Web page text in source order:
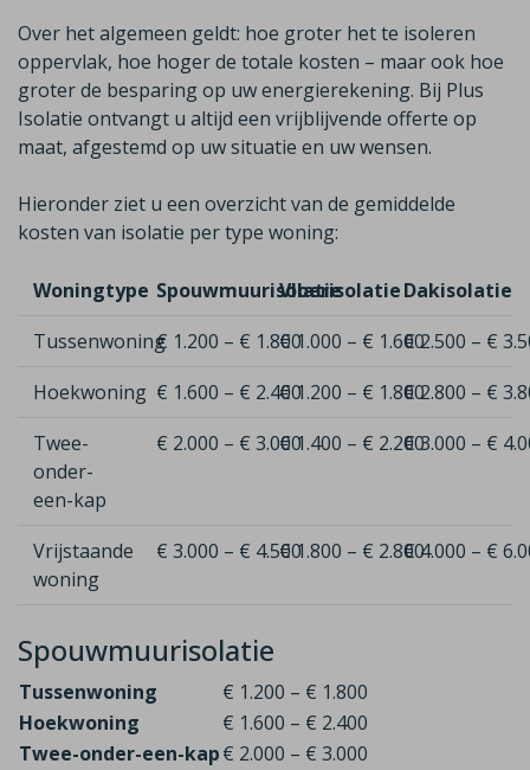
Over het algemeen geldt: hoe groter het te isoleren
oppervlak, hoe hoger de totale kosten – maar ook hoe
groter de besparing op uw energierekening. Bij Plus
Isolatie ontvangt u altijd een vrijblijvende offerte op
maat, afgestemd op uw situatie en uw wensen.
Hieronder ziet u een overzicht van de gemiddelde
kosten van isolatie per type woning:
Woningtype SpouwmuurisolatieVloerisolatieDakisolatie
Tussenwoning€ 1.200 – € 1.800€ 1.000 – € 1.600€ 2.500 – €
Hoekwoning € 1.600 – € 2.400€ 1.200 – € 1.800€ 2.800 – €
Twee-
onder-
een-kap
€ 2.000 – € 3.000€ 1.400 – € 2.200€ 3.000 – €
Vrijstaande
woning
€ 3.000 – € 4.500€ 1.800 – € 2.800€ 4.000 – €
Spouwmuurisolatie
Tussenwoning
€ 1.200 – € 1.800
Hoekwoning
€ 1.600 – € 2.400
Twee-onder-een-kap€ 2.000 – € 3.000